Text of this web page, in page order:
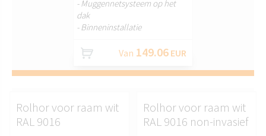
- Muggennetsysteem op het
dak
- Binneninstallatie
Van 149.06 EUR
Rolhor voor raam wit
RAL 9016
Rolhor voor raam wit
RAL 9016 non-invasief